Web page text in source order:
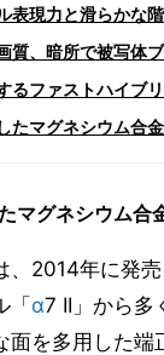
表現力と滑らかな
質、暗所で被写体
るファストハイブ
たマグネシウム合
マグネシウム合
、2014年に発
「 α7 II」から多
を多用した端